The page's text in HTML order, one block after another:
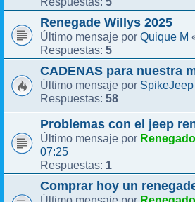
Renegade Willys 2025
Último mensaje por Quique M
Respuestas: 5
CADENAS para nuestra
Último mensaje por SpikeJeep
Respuestas: 58
Problemas con el jeep
Último mensaje por
07:25
Respuestas: 1
Comprar hoy un